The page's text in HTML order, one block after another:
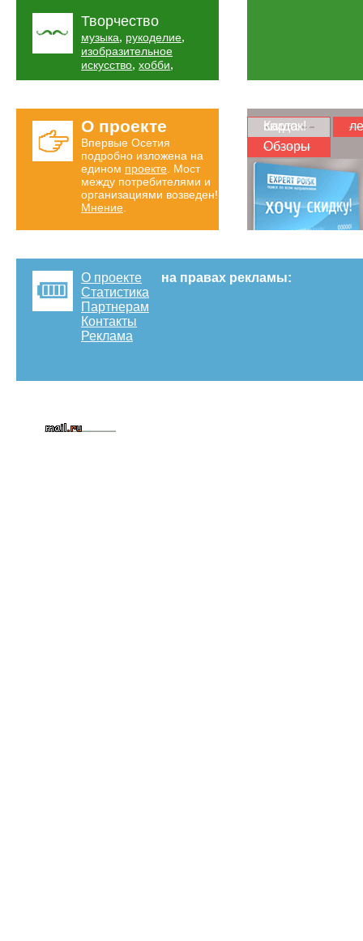
Творчество
музыка, рукоделие,
изобразительное
искусство, хобби,
О проекте
Впервые Осетия
подробно изложена на
едином проекте . Мост
между потребителями и
организациями возведен!
Мнение
Карта скидок!
Обзоры
О проекте
Статистика
Партнерам
Контакты
Реклама
на правах рекламы: